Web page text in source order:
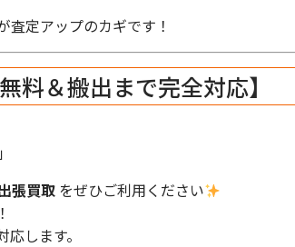
査定アップのカギです！
料＆搬出まで完全対応】
張買取 をぜひご利用ください
します。